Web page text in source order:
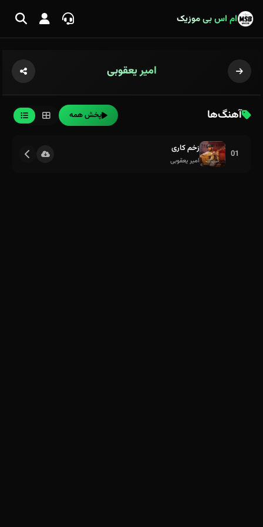
ام اس بی موزیک
امیر یعقوبی
آهنگ‌ها پخش همه
01 زخم کاری
امیر یعقوبی